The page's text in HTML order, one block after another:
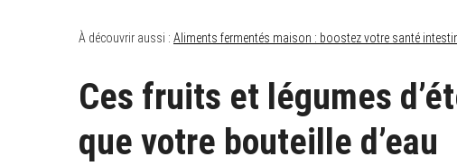
À découvrir aussi : Aliments fermentés maison : boostez votre santé
Ces fruits et légumes
que votre bouteille d’eau